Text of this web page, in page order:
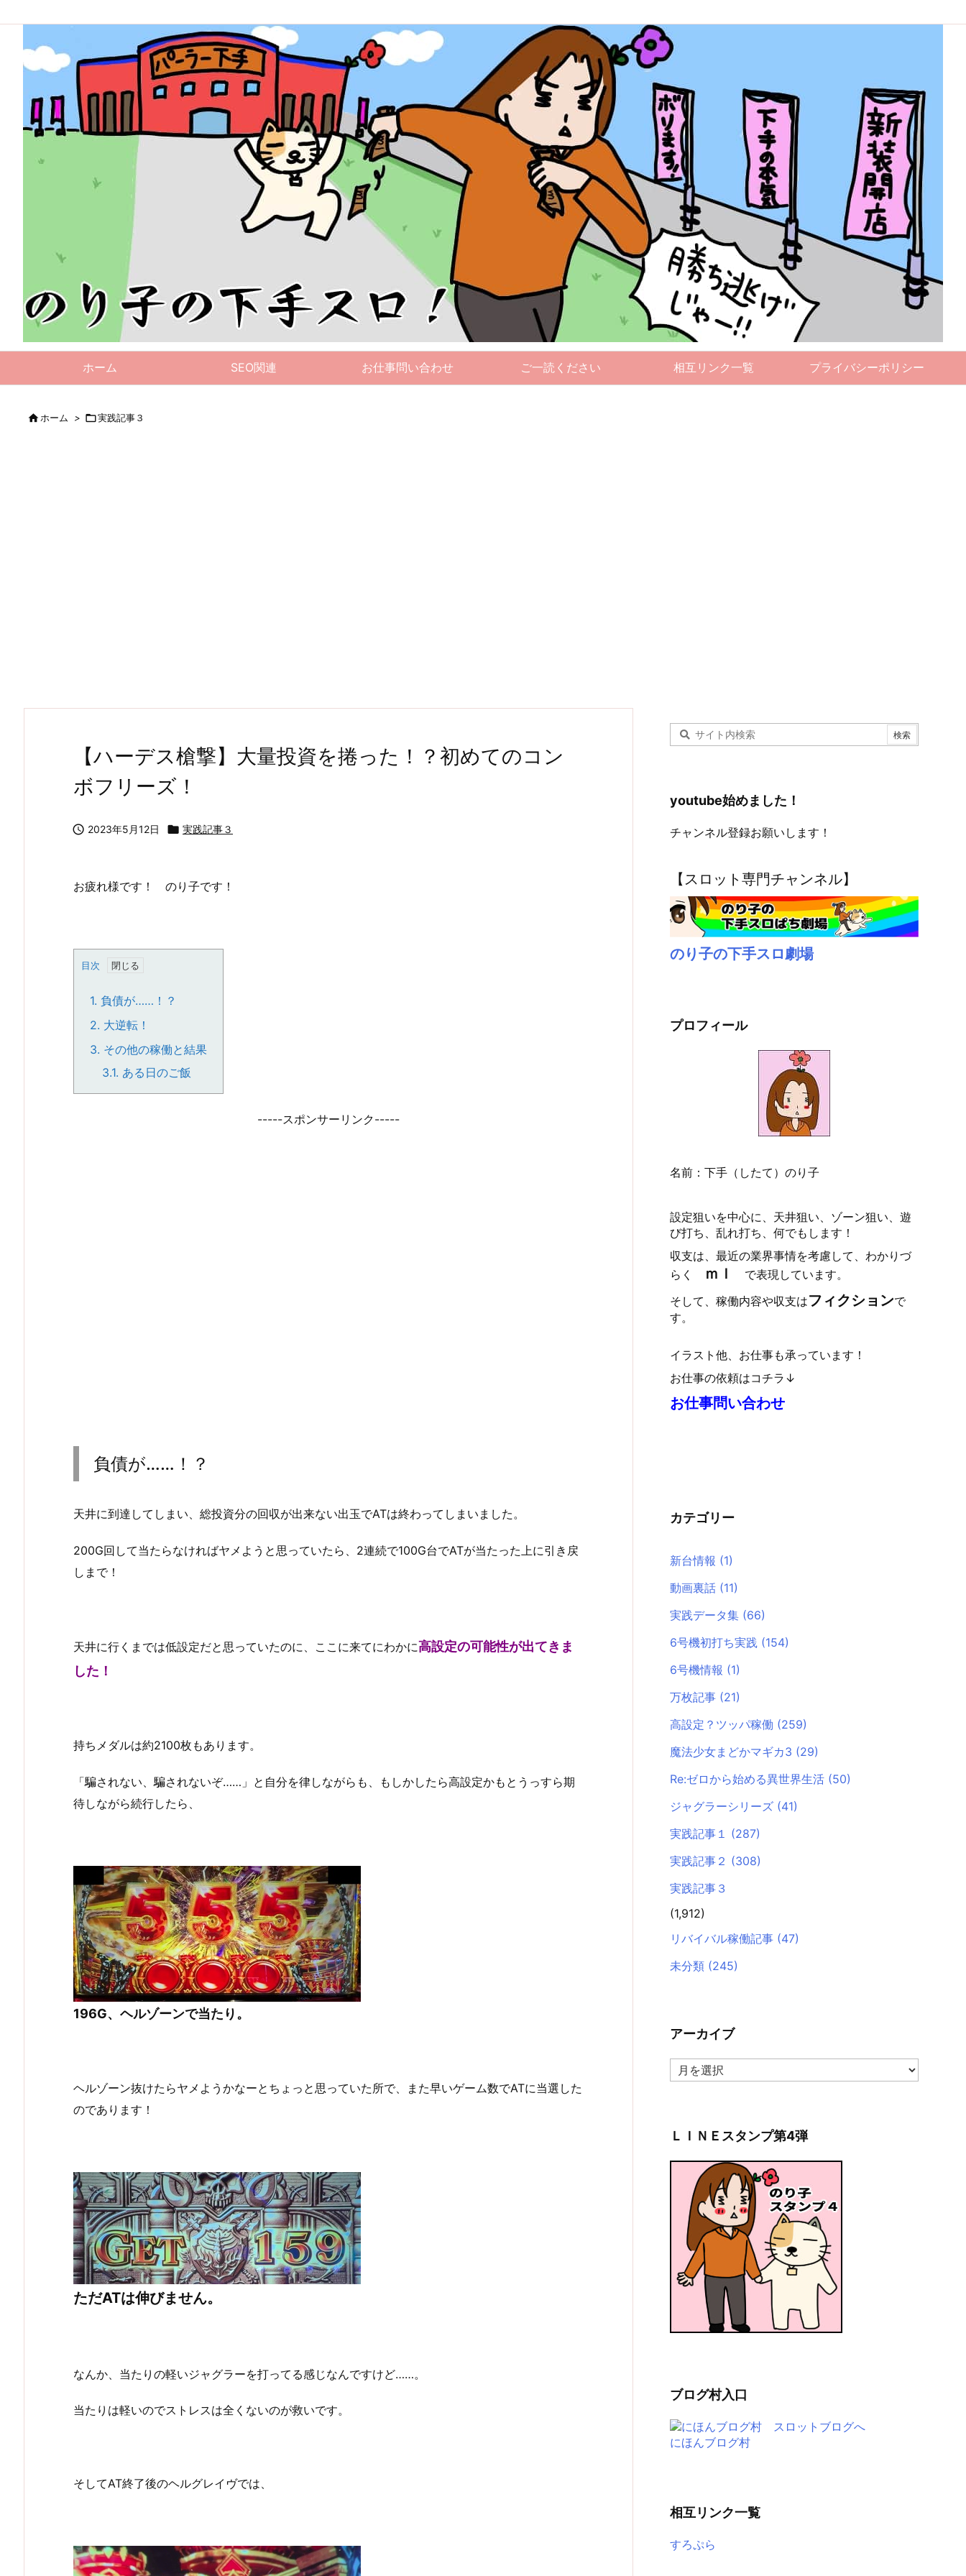
ホーム SEO関連 お仕事問い合わせ ご一読ください 相互リンク一覧 プライバシーポリシー
ホーム > 実践記事３
【ハーデス槍撃】大量投資を捲った！？初めてのコン
ボフリーズ！
 2023年5月12日  実践記事３
お疲れ様です！ のり子です！
目次
1. 負債が……！？
2. 大逆転！
3. その他の稼働と結果
3.1. ある日のご飯
-----スポンサーリンク-----
負債が……！？
天井に到達してしまい、総投資分の回収が出来ない出玉でATは終わってしまいました。
200G回して当たらなければヤメようと思っていたら、2連続で100G台でATが当たった上に引き戻
しまで！
天井に行くまでは低設定だと思っていたのに、ここに来てにわかに高設定の可能性が出てきま
した！
持ちメダルは約2100枚もあります。
「騙されない、騙されないぞ……」と自分を律しながらも、もしかしたら高設定かもとうっすら期
待しながら続行したら、
196G、ヘルゾーンで当たり。
ヘルゾーン抜けたらヤメようかなーとちょっと思っていた所で、また早いゲーム数でATに当選した
のであります！
ただATは伸びません。
なんか、当たりの軽いジャグラーを打ってる感じなんですけど……。
当たりは軽いのでストレスは全くないのが救いです。
そしてAT終了後のヘルグレイヴでは、
youtube始めました！
チャンネル登録お願いします！
【スロット専門チャンネル】
のり子の下手スロ劇場
プロフィール
名前：下手（したて）のり子
設定狙いを中心に、天井狙い、ゾーン狙い、遊
び打ち、乱れ打ち、何でもします！
収支は、最近の業界事情を考慮して、わかりづ
らく
ｍｌ
で表現しています。
そして、稼働内容や収支はフィクションで
す。
イラスト他、お仕事も承っています！
お仕事の依頼はコチラ↓
お仕事問い合わせ
カテゴリー
新台情報 (1)
動画裏話 (11)
実践データ集 (66)
6号機初打ち実践 (154)
6号機情報 (1)
万枚記事 (21)
高設定？ツッパ稼働 (259)
魔法少女まどかマギカ3 (29)
Re:ゼロから始める異世界生活 (50)
ジャグラーシリーズ (41)
実践記事１ (287)
実践記事２ (308)
実践記事３
(1,912)
リバイバル稼働記事 (47)
未分類 (245)
アーカイブ
ア
ー
ブＬＩＮＥスタンプ第4弾
ブログ村入口
にほんブログ村
相互リンク一覧
すろぷら